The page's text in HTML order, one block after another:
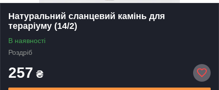
Натуральний сланцевий камінь для
тераріуму (14/2)
В наявності
Роздріб
257 ₴